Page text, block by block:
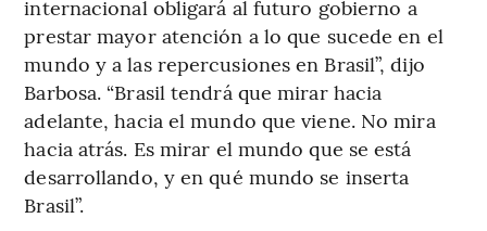
internacional obligará al futuro gobierno a
prestar mayor atención a lo que sucede en el
mundo y a las repercusiones en Brasil”, dijo
Barbosa. “Brasil tendrá que mirar hacia
adelante, hacia el mundo que viene. No mira
hacia atrás. Es mirar el mundo que se está
desarrollando, y en qué mundo se inserta
Brasil”.